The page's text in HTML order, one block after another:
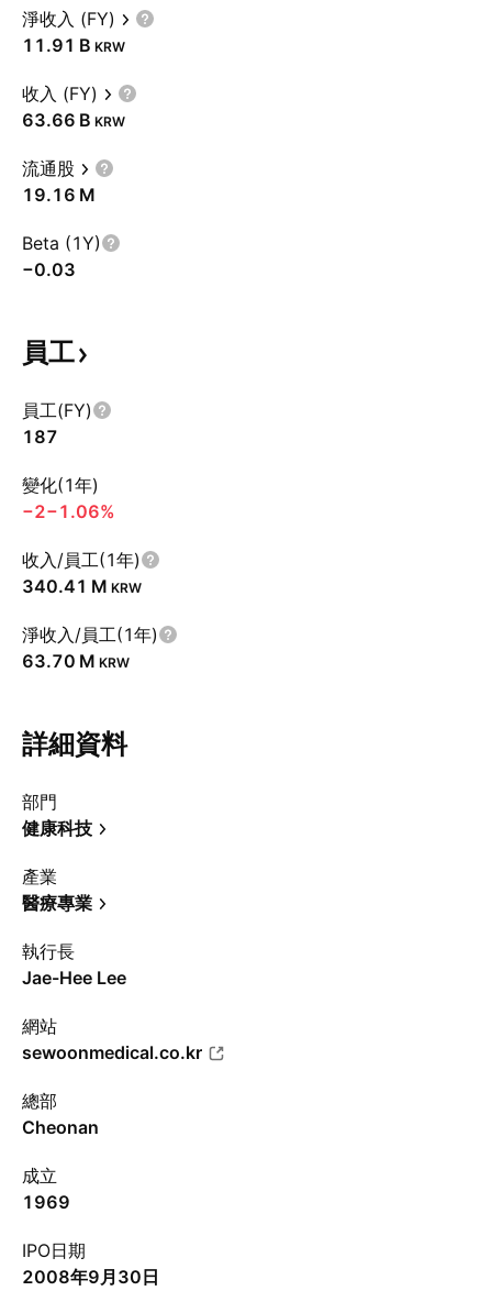
淨收入 (FY)
‪11.91 B‬ KRW
收入 (FY)
‪63.66 B‬ KRW
流通股
‪19.16 M‬
Beta (1Y)
−0.03
員工
員工(FY)
187
變化(1年)
−2−1.06%
收入/員工(1年)
‪340.41 M‬ KRW
淨收入/員工(1年)
‪63.70 M‬ KRW
詳細資料
部門
健康科技
產業
醫療專業
執行長
Jae-Hee Lee
網站
sewoonmedical.co.kr
總部
Cheonan
成立
1969
IPO日期
2008年9月30日